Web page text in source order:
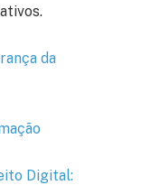
da
Digital: